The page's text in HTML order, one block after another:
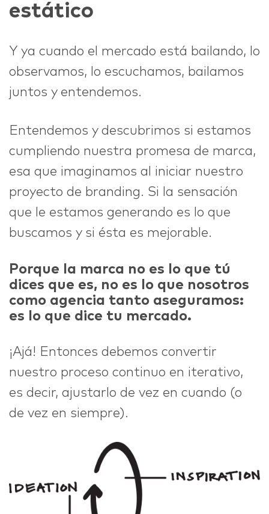
estático
Y ya cuando el mercado está bailando, lo
observamos, lo escuchamos, bailamos
juntos y entendemos.
Entendemos y descubrimos si estamos
cumpliendo nuestra promesa de marca,
esa que imaginamos al iniciar nuestro
proyecto de branding. Si la sensación
que le estamos generando es lo que
buscamos y si ésta es mejorable.
Porque la marca no es lo que tú
dices que es, no es lo que nosotros
como agencia tanto aseguramos:
es lo que dice tu mercado.
¡Ajá! Entonces debemos convertir
nuestro proceso continuo en iterativo,
es decir, ajustarlo de vez en cuando (o
de vez en siempre).